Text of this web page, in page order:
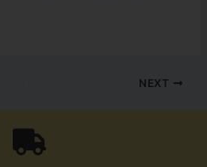
NEXT